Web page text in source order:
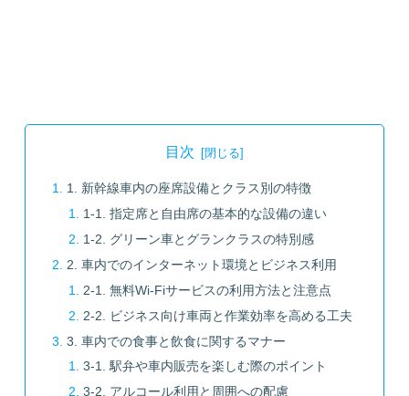
目次
1. 新幹線車内の座席設備とクラス別の特徴
1-1. 指定席と自由席の基本的な設備の違い
1-2. グリーン車とグランクラスの特別感
2. 車内でのインターネット環境とビジネス利用
2-1. 無料Wi-Fiサービスの利用方法と注意点
2-2. ビジネス向け車両と作業効率を高める工夫
3. 車内での食事と飲食に関するマナー
3-1. 駅弁や車内販売を楽しむ際のポイント
3-2. アルコール利用と周囲への配慮